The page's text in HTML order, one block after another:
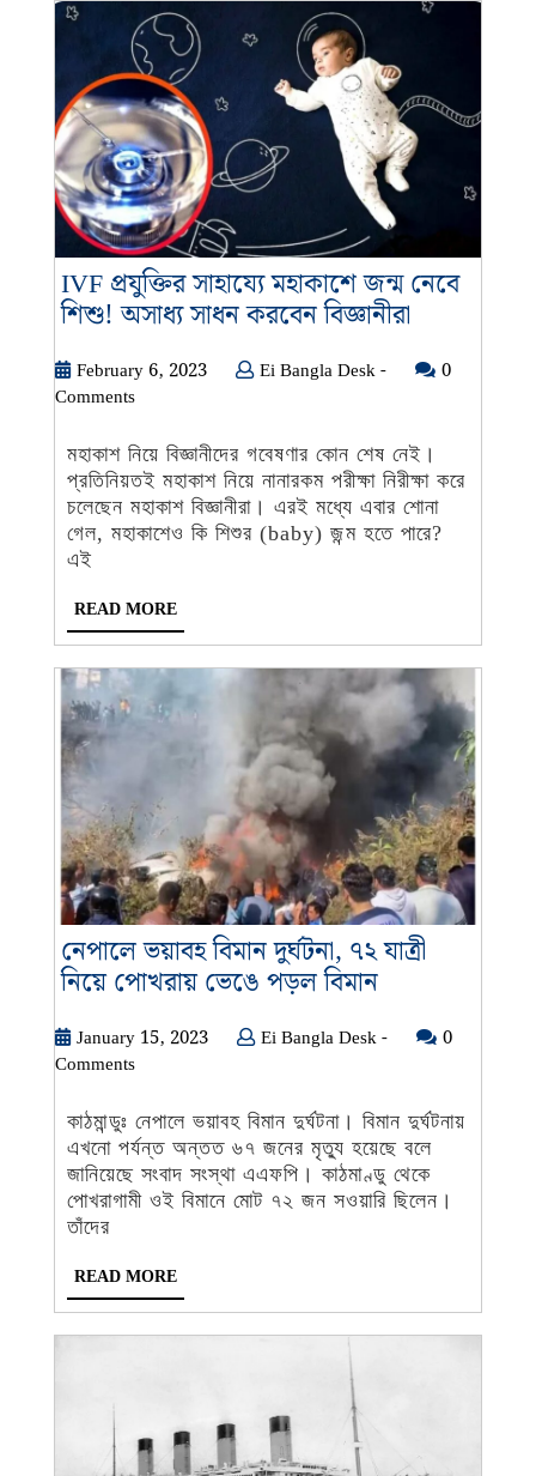
IVF প্রযুক্তির সাহায্যে মহাকাশে জন্ম নেবে
শিশু! অসাধ্য সাধন করবেন বিজ্ঞানীরা
সাহায্যে
জন্ম
নেবে
শিশু!
অসাধ্য
February 6, 2023FebruaryEi Bangla Desk -Ei
0
Comments
মহাকাশ নিয়ে বিজ্ঞানীদের গবেষণার কোন শেষ নেই।
প্রতিনিয়তই মহাকাশ নিয়ে নানারকম পরীক্ষা নিরীক্ষা করে
চলেছেন মহাকাশ বিজ্ঞানীরা। এরই মধ্যে এবার শোনা
গেল, মহাকাশেও কি শিশুর (baby) জন্ম হতে পারে?
এই
READ MOREREAD
MORE
নেপালে ভয়াবহ বিমান দুর্ঘটনা, ৭২ যাত্রী
নিয়ে পোখরায় ভেঙে পড়ল বিমাননেপালে
বিমান
৭২
যাত্রী
নিয়ে
পোখরায়
January 15, 2023JanuaryEi Bangla Desk -Ei
-
0
Comments
কাঠমান্ডুঃ নেপালে ভয়াবহ বিমান দুর্ঘটনা। বিমান দুর্ঘটনায়
এখনো পর্যন্ত অন্তত ৬৭ জনের মৃত্যু হয়েছে বলে
জানিয়েছে সংবাদ সংস্থা এএফপি। কাঠমাণ্ডু থেকে
পোখরাগামী ওই বিমানে মোট ৭২ জন সওয়ারি ছিলেন।
তাঁদের
READ MOREREAD
MORE